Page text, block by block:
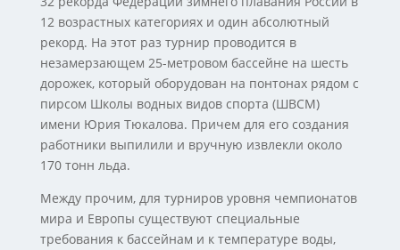
12 возрастных категориях и один абсолютный
рекорд. На этот раз турнир проводится в
незамерзающем 25-метровом бассейне на шесть
дорожек, который оборудован на понтонах рядом с
пирсом Школы водных видов спорта (ШВСМ)
имени Юрия Тюкалова. Причем для его создания
работники выпилили и вручную извлекли около
170 тонн льда.
Между прочим, для турниров уровня чемпионатов
мира и Европы существуют специальные
требования к бассейнам и к температуре воды,